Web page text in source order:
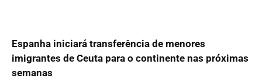
Espanha iniciará transferência de menores
imigrantes de Ceuta para o continente nas próximas
semanas